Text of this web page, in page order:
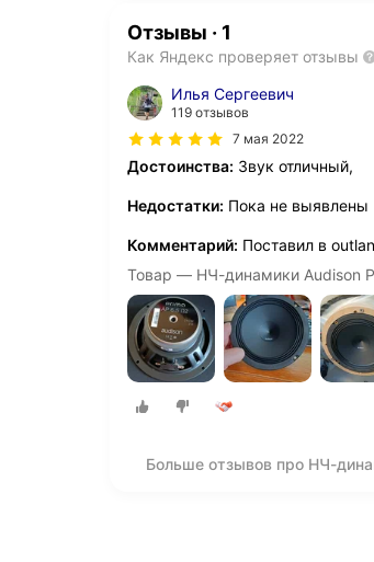
Отзывы · 1
Как Яндекс проверяет отзывы
Илья Сергеевич
119 отзывов
7 мая 2022
Достоинства: Звук отличный,
Недостатки: Пока не выявлены
Комментарий: Поставил в
Товар — НЧ-динамики Audison
Больше отзывов про НЧ-